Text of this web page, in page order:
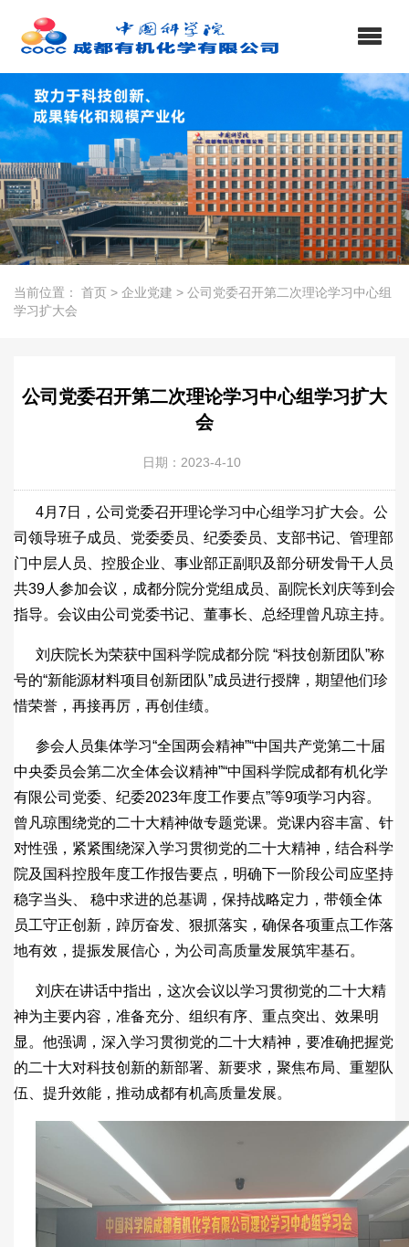
当前位置： 首页 > 企业党建 > 公司党委召开第二次理论学习中心组
学习扩大会
公司党委召开第二次理论学习中心组学习扩大
会
日期：2023-4-10
4月7日，公司党委召开理论学习中心组学习扩大会。公
司领导班子成员、党委委员、纪委委员、支部书记、管理部
门中层人员、控股企业、事业部正副职及部分研发骨干人员
共39人参加会议，成都分院分党组成员、副院长刘庆等到会
指导。会议由公司党委书记、董事长、总经理曾凡琼主持。
刘庆院长为荣获中国科学院成都分院 “科技创新团队”称
号的“新能源材料项目创新团队”成员进行授牌，期望他们珍
惜荣誉，再接再厉，再创佳绩。
参会人员集体学习“全国两会精神”“中国共产党第二十届
中央委员会第二次全体会议精神”“中国科学院成都有机化学
有限公司党委、纪委2023年度工作要点”等9项学习内容。
曾凡琼围绕党的二十大精神做专题党课。党课内容丰富、针
对性强，紧紧围绕深入学习贯彻党的二十大精神，结合科学
院及国科控股年度工作报告要点，明确下一阶段公司应坚持
稳字当头、 稳中求进的总基调，保持战略定力，带领全体
员工守正创新，踔厉奋发、狠抓落实，确保各项重点工作落
地有效，提振发展信心，为公司高质量发展筑牢基石。
刘庆在讲话中指出，这次会议以学习贯彻党的二十大精
神为主要内容，准备充分、组织有序、重点突出、效果明
显。他强调，深入学习贯彻党的二十大精神，要准确把握党
的二十大对科技创新的新部署、新要求，聚焦布局、重塑队
伍、提升效能，推动成都有机高质量发展。